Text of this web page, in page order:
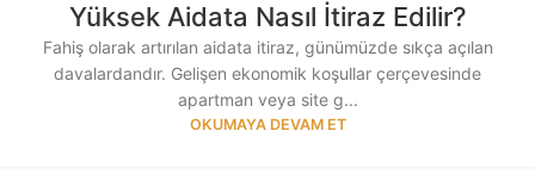
Yüksek Aidata Nasıl İtiraz Edilir?
Fahiş olarak artırılan aidata itiraz, günümüzde sıkça açılan
davalardandır. Gelişen ekonomik koşullar çerçevesinde
apartman veya site g...
OKUMAYA DEVAM ET